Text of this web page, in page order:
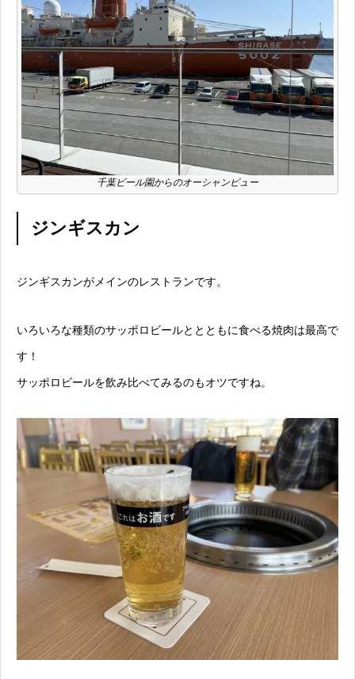
千葉ビール園からのオーシャンビュー
ジンギスカン
ジンギスカンがメインのレストランです。
いろいろな種類のサッポロビールととともに食べる焼肉は最高で
す！
サッポロビールを飲み比べてみるのもオツですね。